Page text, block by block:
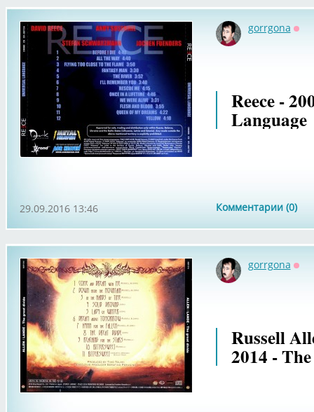
gorrgona
Reece -
Language
Комментарии (0)
29.09.2016 13:46
gorrgona
Russell
2014 -